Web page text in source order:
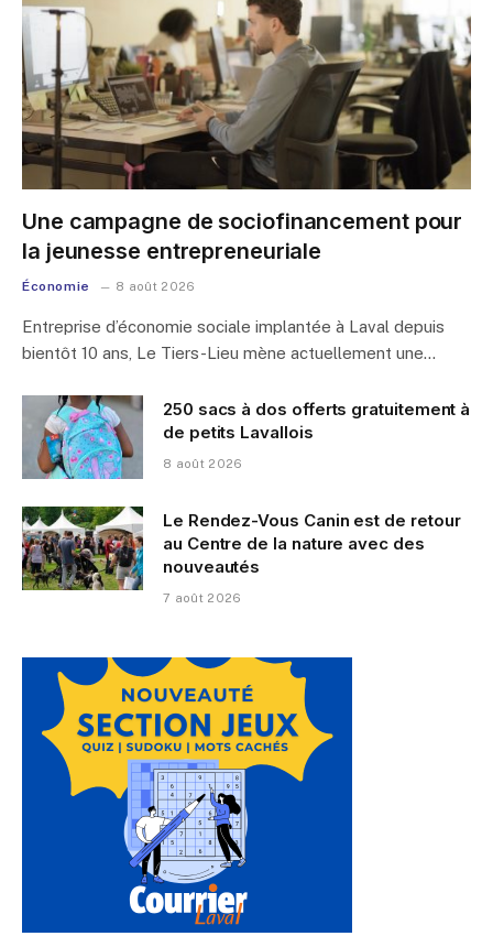
Une campagne de sociofinancement pour
la jeunesse entrepreneuriale
Économie 8 août 2026
Entreprise d’économie sociale implantée à Laval depuis
bientôt 10 ans, Le Tiers-Lieu mène actuellement une…
250 sacs à dos offerts gratuitement à
de petits Lavallois
8 août 2026
Le Rendez-Vous Canin est de retour
au Centre de la nature avec des
nouveautés
7 août 2026